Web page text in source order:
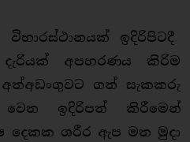
ඉදිරිපිටදී
අපහරණය කිරිම
ගත් සැකකරු
වෙත ඉදිරිපත් කිරීමෙන්
ශරීර ඇප මත මුදා